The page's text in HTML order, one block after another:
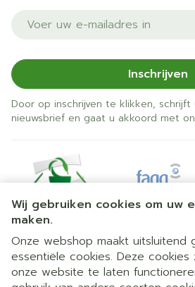
Wij gebruiken cookies om uw
maken.
Onze webshop maakt uitsluitend
essentiële cookies. Deze cookies
onze website te laten
E-mail adres
Inschrijven
Door op inschrijven te klikken, schrijft
nieuwsbrief en gaat u akkoord met
Juridische links